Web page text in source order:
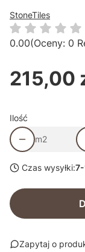
StoneTiles
0.00(Oceny: 0
Cena
215,00
Ilość
m2
Czas wysyłki:
Zapytaj o